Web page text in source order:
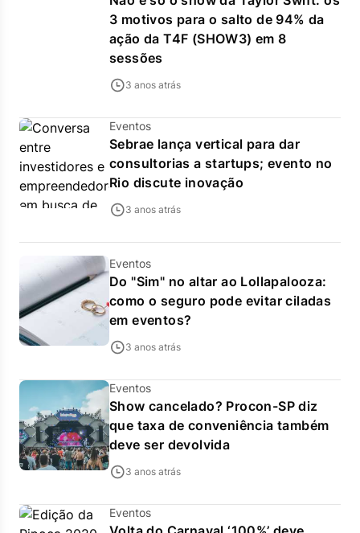
3 motivos para o salto de 94% da
ação da T4F (SHOW3) em 8
sessões
3 anos atrás
Eventos
Sebrae lança vertical para dar
consultorias a startups; evento no
Rio discute inovação
3 anos atrás
Eventos
Do "Sim" no altar ao Lollapalooza:
como o seguro pode evitar ciladas
em eventos?
3 anos atrás
Eventos
Show cancelado? Procon-SP diz
que taxa de conveniência também
deve ser devolvida
3 anos atrás
Eventos